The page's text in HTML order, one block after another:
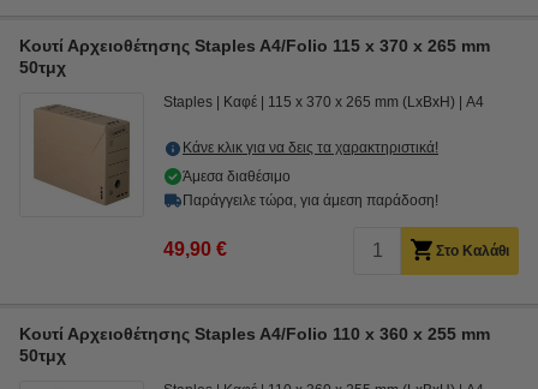
Κουτί Αρχειοθέτησης Staples A4/Folio 115 x 370 x 265 mm
50τμχ
Staples Καφέ 115 x 370 x 265 mm (LxBxH) A4
Κάνε κλικ για να δεις τα χαρακτηριστικά!
Άμεσα διαθέσιμο
Παράγγειλε τώρα, για άμεση παράδοση!
49,90 € Στο Καλάθι
Κουτί Αρχειοθέτησης Staples A4/Folio 110 x 360 x 255 mm
50τμχ